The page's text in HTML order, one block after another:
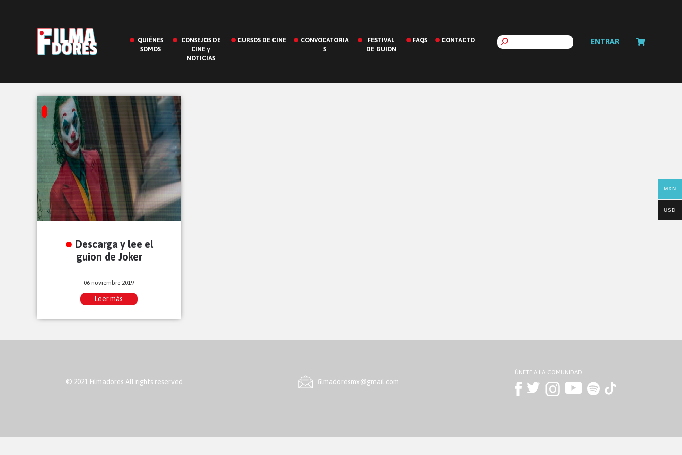
QUIÉNES
SOMOS
CONSEJOS DE
CINE y
NOTICIAS
CURSOS DE CINE
CONVOCATORIA
S
FESTIVAL
DE GUION
FAQS CONTACTO ENTRAR
Descarga y lee el
guion de Joker
06 noviembre 2019
Leer más
© 2021 Filmadores All rights reserved ﬁlmadoresmx@gmail.com
ÚNETE A LA COMUNIDAD
MXN
USD